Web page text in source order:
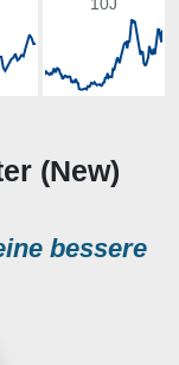
(New)
bessere